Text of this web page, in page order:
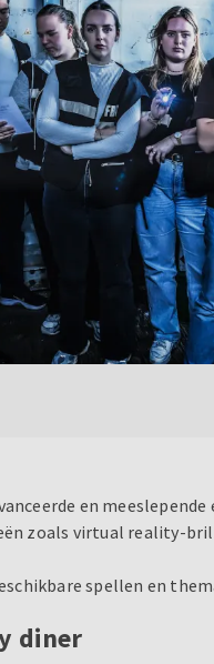
en
zoals virtual reality-
spellen en
diner